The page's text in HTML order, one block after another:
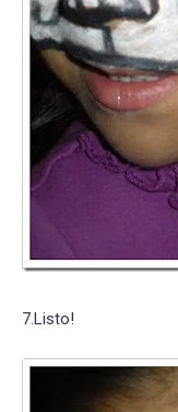
7.Listo!